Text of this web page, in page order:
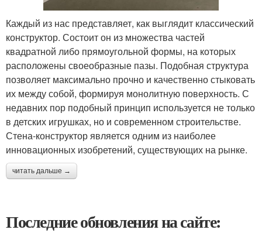
Каждый из нас представляет, как выглядит классический
конструктор. Состоит он из множества частей
квадратной либо прямоугольной формы, на которых
расположены своеобразные пазы. Подобная структура
позволяет максимально прочно и качественно стыковать
их между собой, формируя монолитную поверхность. С
недавних пор подобный принцип используется не только
в детских игрушках, но и современном строительстве.
Стена-конструктор является одним из наиболее
инновационных изобретений, существующих на рынке.
читать дальше →
Последние обновления на сайте: